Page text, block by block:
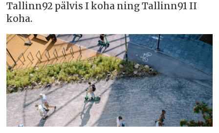
Tallinn92 pälvis I koha ning Tallinn91 II
koha.